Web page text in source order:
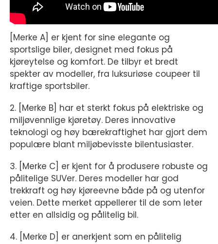
[Merke A] er kjent for sine elegante og
sportslige biler, designet med fokus på
kjøreytelse og komfort. De tilbyr et bredt
spekter av modeller, fra luksuriøse coupeer til
kraftige sportsbiler.
2. [Merke B] har et sterkt fokus på elektriske og
miljøvennlige kjøretøy. Deres innovative
teknologi og høy bærekraftighet har gjort dem
populære blant miljøbevisste bilentusiaster.
3. [Merke C] er kjent for å produsere robuste og
pålitelige SUVer. Deres modeller har god
trekkraft og høy kjøreevne både på og utenfor
veien. Dette merket appellerer til de som leter
etter en allsidig og pålitelig bil.
4. [Merke D] er anerkjent som en pålitelig